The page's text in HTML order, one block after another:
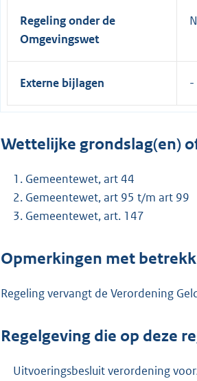
Regeling onder de
Omgevingswet
Externe bijlagen
Wettelijke grondslag(en)
Gemeentewet, art 44
Gemeentewet, art 95 t/m art 99
Gemeentewet, art. 147
Opmerkingen met
Regeling vervangt de Verordening
Regelgeving die op deze
Uitvoeringsbesluit verordening